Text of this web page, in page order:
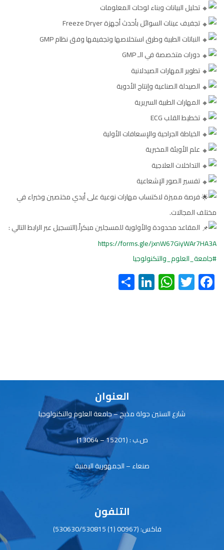
تحليل البيانات وبناء لوحات المعلومات
تجفيف عينات السوائل بأحدث أجهزة Freeze Dryer
النباتات الطبية وطرق استخلاصها وتجفيفها وفق نظام GMP
دورات متخصصة في الـ GMP
تطوير المهارات الصيدلانية
الصيدلة الصناعية وإنتاج الأدوية
المهارات الطبية السريرية
تخطيط القلب ECG
الخياطة الجراحية والإسعافات الأولية
علم الأوبئة المخبرية
التداخلات العلاجية
تفسير الصور الإشعاعية
فرصة مميزة لاكتساب مهارات نوعية على أيدي مختصين وخبراء في
مختلف المجالات.
المقاعد محدودة والأولوية للمسجلين مبكراً.(التسجيل عبر الرابط التالي :
https://forms.gle/jxnW67GiyWAr7HA3A
#جامعة_العلوم_والتكنولوجيا
F
ac
T
wi
W
h
p
Li
nk
العنوان
شارع الستين جولة مذبح – جامعة العلوم والتكنولوجيا
ص.ب : (15201 – 13064)
صنعاء – الجمهورية اليمنية
التلفون
فاكس: (00967 (1) 530630/530815)